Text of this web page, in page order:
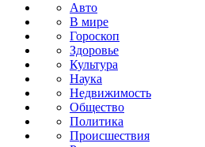
Авто
В мире
Гороскоп
Здоровье
Культура
Наука
Недвижимость
Общество
Политика
Происшествия